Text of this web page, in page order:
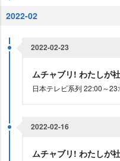
2022-02
2022-02-23
ムチャブリ! わたしが
日本テレビ系列 22:00～
2022-02-16
ムチャブリ! わたしが